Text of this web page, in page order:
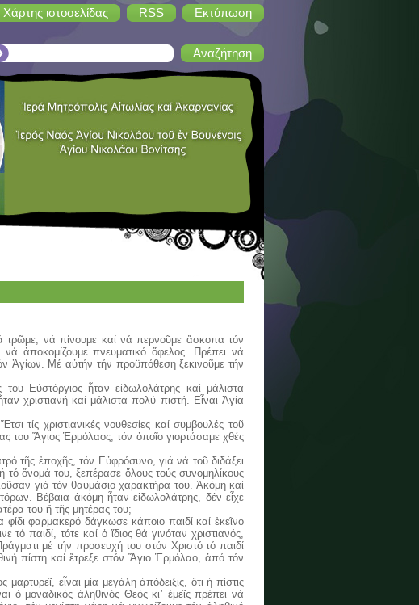
Χάρτης ιστοσελίδας RSS Εκτύπωση
νά πίνουμε καί νά περνοῦμε ἄσκοπα τόν
ἀποκομίζουμε πνευματικό ὄφελος. Πρέπει νά
Ἁγίων. Μέ αὐτήν τήν προϋπόθεση ξεκινοῦμε τήν
Εὐστόργιος ἦταν εἰδωλολάτρης καί μάλιστα
χριστιανή καί μάλιστα πολύ πιστή. Εἶναι Ἁγία
χριστιανικές νουθεσίες καί συμβουλές τοῦ
του Ἅγιος Ἑρμόλαος, τόν ὁποῖο γιορτάσαμε χθές
τῆς ἐποχῆς, τόν Εὐφρόσυνο, γιά νά τοῦ διδάξει
τό ὄνομά του, ξεπέρασε ὅλους τούς συνομηλίκους
γιά τόν θαυμάσιο χαρακτήρα του. Ἀκόμη καί
Βέβαια ἀκόμη ἦταν εἰδωλολάτρης, δέν εἶχε
του ἤ τῆς μητέρας του;
φαρμακερό δάγκωσε κάποιο παιδί καί ἐκεῖνο
παιδί, τότε καί ὁ ἴδιος θά γινόταν χριστιανός,
μέ τήν προσευχή του στόν Χριστό τό παιδί
πίστη καί ἔτρεξε στόν Ἅγιο Ἑρμόλαο, ἀπό τόν
εἶναι μία μεγάλη ἀπόδειξις, ὅτι ἡ πίστις
ὁ μοναδικός ἀληθινός Θεός κι᾿ ἐμεῖς πρέπει νά